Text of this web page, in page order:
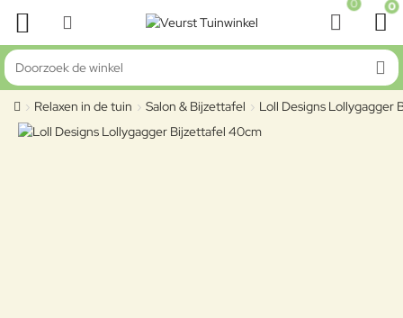
0 0
Doorzoek de winkel
home
Relaxen in de tuin Salon & Bijzettafel Loll Designs Lollygagger